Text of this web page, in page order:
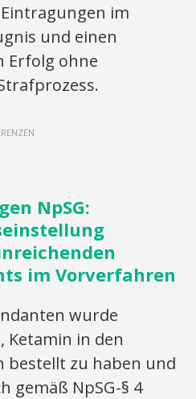
im
und einen
Erfolg ohne
NpSG:
im Vorverfahren
wurde
Ketamin in den
bestellt zu haben und
gemäß NpSG-§ 4